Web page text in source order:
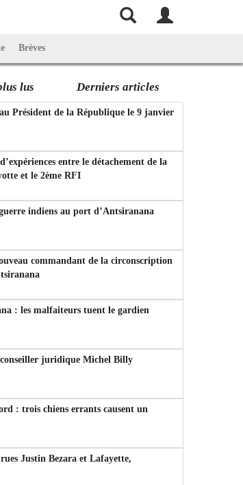
Brèves
lus Derniers articles
Président de la République le 9 janvier
entre le détachement de la
et le 2ème RFI
indiens au port d’Antsiranana
commandant de la circonscription
: les malfaiteurs tuent le gardien
juridique Michel Billy
: trois chiens errants causent un
Justin Bezara et Lafayette,